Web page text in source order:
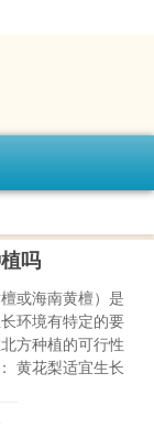
吗
或海南黄檀）是
环境有特定的要
方种植的可行性
黄花梨适宜生长